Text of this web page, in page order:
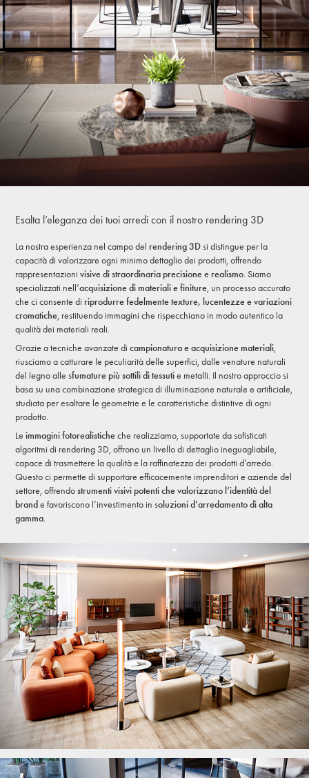
Esalta l’eleganza dei tuoi arredi con il nostro rendering 3D
La nostra esperienza nel campo delrendering 3Dsi distingue per la
capacità di valorizzare ogni minimo dettaglio dei prodotti, offrendo
rappresentazionivisive di straordinaria precisione e realismo. Siamo
specializzati nell’acquisizione di materiali e finiture, un processo accurato
che ci consente diriprodurre fedelmente texture, lucentezze e variazioni
cromatiche, restituendo immagini che rispecchiano in modo autentico la
qualità dei materiali reali.
Grazie a tecniche avanzate dicampionatura e acquisizione materiali,
riusciamo a catturare le peculiarità delle superfici, dalle venature naturali
del legno alle sfumature più sottili di tessutie metalli. Il nostro approccio si
basa su una combinazione strategica di illuminazione naturale e artificiale,
studiata per esaltare le geometrie e le caratteristiche distintive di ogni
prodotto.
Leimmagini fotorealisticheche realizziamo, supportate da sofisticati
algoritmi di rendering 3D, offrono un livello di dettaglio ineguagliabile,
capace di trasmettere la qualità e la raffinatezza dei prodotti d’arredo.
Questo ci permette di supportare efficacemente imprenditori e aziende del
settore, offrendostrumenti visivi potenti che valorizzano l’identità del
brande favoriscono l’investimento in soluzioni d’arredamento di alta
gamma.